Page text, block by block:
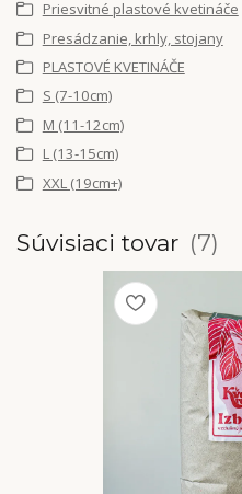
Priesvitné plastové kvetináče
Presádzanie, krhly, stojany
PLASTOVÉ KVETINÁČE
S (7-10cm)
M (11-12cm)
L (13-15cm)
XXL (19cm+)
Súvisiaci tovar 7